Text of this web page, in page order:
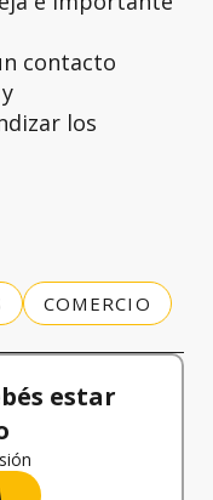
contacto
los
COMERCIO
estar